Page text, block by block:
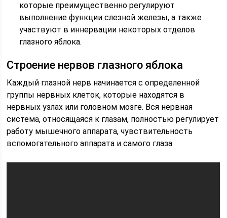
которые преимущественно регулируют
выполнение функции слезной железы, а также
участвуют в иннервации некоторых отделов
глазного яблока.
Строение нервов глазного яблока
Каждый глазной нерв начинается с определенной
группы нервных клеток, которые находятся в
нервных узлах или головном мозге. Вся нервная
система, относящаяся к глазам, полностью регулирует
работу мышечного аппарата, чувствительность
вспомогательного аппарата и самого глаза.